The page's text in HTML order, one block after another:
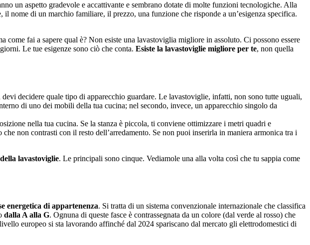
un aspetto gradevole e accattivante e sembrano dotate di molte funzioni tecnologiche. Alla
nome di un marchio familiare, il prezzo, una funzione che risponde a un’esigenza specifica.
fai a sapere qual è? Non esiste una lavastoviglia migliore in assoluto. Ci possono essere
Le tue esigenze sono ciò che conta. Esiste la lavastoviglie migliore per te, non quella
decidere quale tipo di apparecchio guardare. Le lavastoviglie, infatti, non sono tutte uguali,
di uno dei mobili della tua cucina; nel secondo, invece, un apparecchio singolo da
nella tua cucina. Se la stanza è piccola, ti conviene ottimizzare i metri quadri e
che non contrasti con il resto dell’arredamento. Se non puoi inserirla in maniera armonica tra i
lavastoviglie. Le principali sono cinque. Vediamole una alla volta così che tu sappia come
energetica di appartenenza. Si tratta di un sistema convenzionale internazionale che classifica
dalla A alla G. Ognuna di queste fasce è contrassegnata da un colore (dal verde al rosso) che
europeo si sta lavorando affinché dal 2024 spariscano dal mercato gli elettrodomestici di